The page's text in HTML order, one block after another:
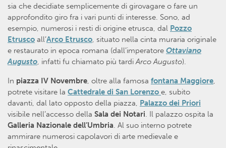
sia che decidiate semplicemente di girovagare o fare un
approfondito giro fra i vari punti di interesse. Sono, ad
esempio, numerosi i resti di origine etrusca, dal Pozzo
Etrusco all’Arco Etrusco , situato nella cinta muraria originale
e restaurato in epoca romana (dall’imperatore Ottaviano
Augusto , infatti fu chiamato più tardi Arco Augusto).
In piazza IV Novembre , oltre alla famosa fontana Maggiore
potrete visitare la Cattedrale di San Lorenzo e, subito
davanti, dal lato opposto della piazza, Palazzo dei Priori
visibile nell’accesso della Sala dei Notari . Il palazzo ospita la
Galleria Nazionale dell’Umbria . Al suo interno potrete
ammirare numerosi capolavori di arte medievale e